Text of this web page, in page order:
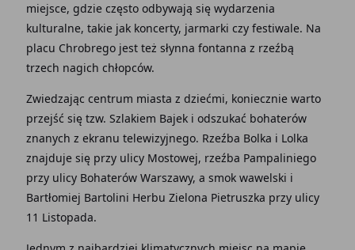
miejsce, gdzie często odbywają się wydarzenia
kulturalne, takie jak koncerty, jarmarki czy festiwale. Na
placu Chrobrego jest też słynna fontanna z rzeźbą
trzech nagich chłopców.
Zwiedzając centrum miasta z dziećmi, koniecznie warto
przejść się tzw. Szlakiem Bajek i odszukać bohaterów
znanych z ekranu telewizyjnego. Rzeźba Bolka i Lolka
znajduje się przy ulicy Mostowej, rzeźba Pampaliniego
przy ulicy Bohaterów Warszawy, a smok wawelski i
Bartłomiej Bartolini Herbu Zielona Pietruszka przy ulicy
11 Listopada.